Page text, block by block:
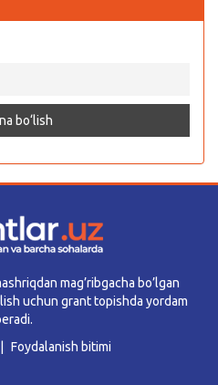
mag’ribgacha bo’lgan
uchun grant topishda yordam
Foydalanish bitimi